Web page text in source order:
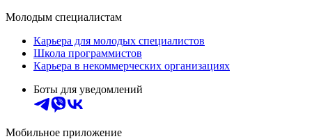
Молодым специалистам
Карьера для молодых специалистов
Школа программистов
Карьера в некоммерческих организациях
Боты для уведомлений
Мобильное приложение